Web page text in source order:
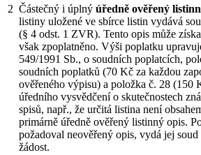
2 Částečný i úplný úředně ověřený
listiny uložené ve sbírce listin vydává
(§ 4 odst. 1 ZVR). Tento opis může
však zpoplatněno. Výši poplatku
549/1991 Sb., o soudních poplatcích,
soudních poplatků (70 Kč za každou
ověřeného výpisu) a položka č. 28 (150
úředního vysvědčení o skutečnostech
spisů, např., že určitá listina není
primárně úředně ověřený listinný opis.
požadoval neověřený opis, vydá jej
žádost.